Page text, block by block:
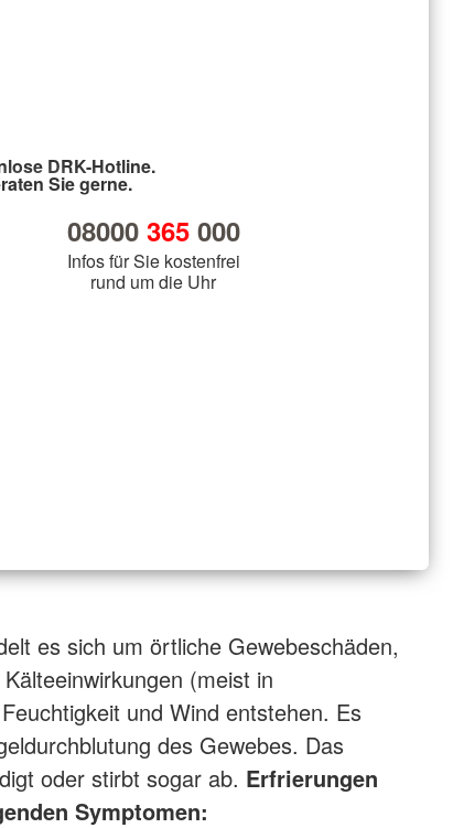
DRK-Hotline.
Sie gerne.
08000 365000
Infos für Sie kostenfrei
rund um die Uhr
es sich um örtliche Gewebeschäden,
(meist in
und Wind entstehen. Es
des Gewebes. Das
oder stirbt sogar ab. Erfrierungen
Symptomen: